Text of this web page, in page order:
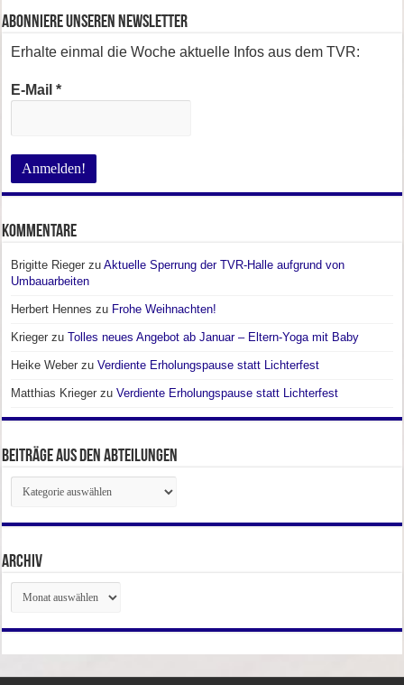
Abonniere unseren Newsletter
Erhalte einmal die Woche aktuelle Infos aus dem TVR:
E-Mail*
Kommentare
Brigitte Rieger zuAktuelle Sperrung der TVR-Halle aufgrund von
Umbauarbeiten
Herbert Hennes zu Frohe Weihnachten!
Krieger zuTolles neues Angebot ab Januar – Eltern-Yoga mit Baby
Heike Weber zuVerdiente Erholungspause statt Lichterfest
Matthias Krieger zuVerdiente Erholungspause statt Lichterfest
Beiträge aus den Abteilungen
Beiträge
aus
den
Abteilungen
Archiv
Archiv